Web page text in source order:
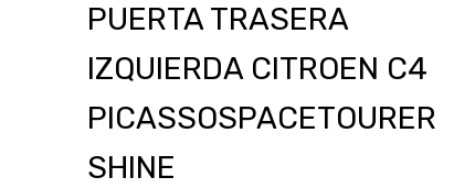
PUERTA TRASERA
IZQUIERDA CITROEN C4
PICASSOSPACETOURER
SHINE